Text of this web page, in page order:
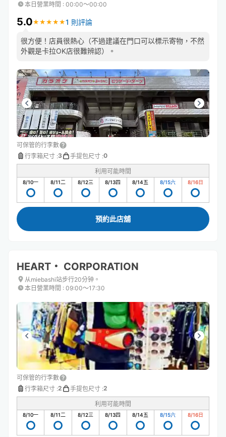
本日營業時間 : 00:00〜00:00
5.0★ ★ ★ ★ ★
★ ★ ★ ★ ★1 則評論
很方便！店員很熱心（不過建議在門口可以標示寄物，不然
外觀是卡拉OK店很難辨認）。
可保管的行李數
行李箱尺寸 :3 手提包尺寸 :0
利用可能時間
8/10一 8/11二 8/12三 8/13四 8/14五 8/15六 8/16日
預約此店舖
HEART・ CORPORATION
从miebashi站步行20分钟。
本日營業時間 : 09:00〜17:30
可保管的行李數
行李箱尺寸 :2 手提包尺寸 :2
利用可能時間
8/10一 8/11二 8/12三 8/13四 8/14五 8/15六 8/16日